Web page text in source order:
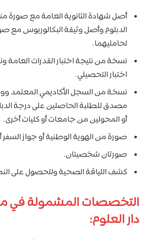
أصل شهادة الثانوية العامة مع صورة
الدبلوم وأصل وثيقة البكالوريوس مع
لحامليهما.
نسخة من نتيجة اختبار القدرات
اختبار التحصيلي.
نسخة من السجل الأكاديمي المعتمد
مصدق للطلبة الحاصلين على درجة
أو المحولين من جامعات أو كليات أخرى.
صورة من الهوية الوطنية أو جواز السفر
صورتان شخصيتان.
كشف اللياقة الصحية وللحصول على
التخصصات المشمولة في
دار العلوم: